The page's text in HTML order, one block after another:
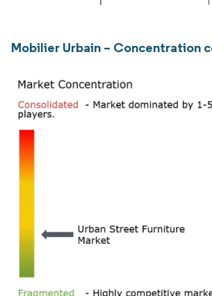
Mobilier Urbain – Concentration